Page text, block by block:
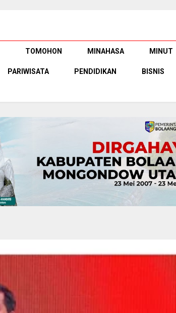
TOMOHON MINAHASA MINUT
PARIWISATA PENDIDIKAN BISNIS